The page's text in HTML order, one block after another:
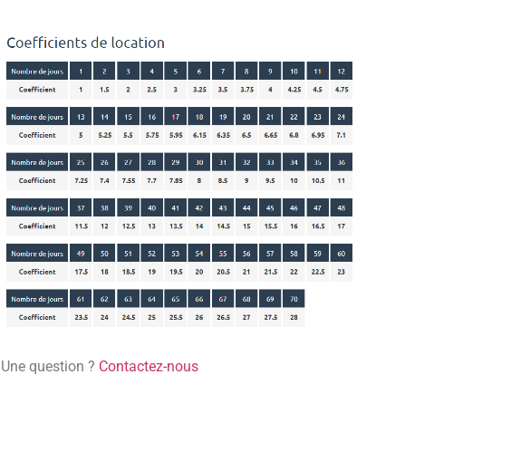
Une question ? Contactez-nous